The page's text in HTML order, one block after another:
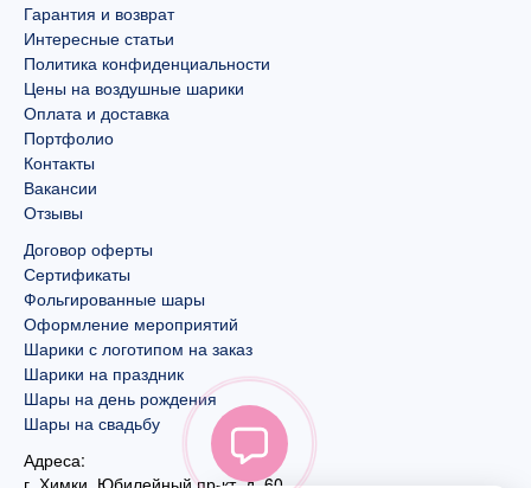
Гарантия и возврат
Интересные статьи
Политика конфиденциальности
Цены на воздушные шарики
Оплата и доставка
Портфолио
Контакты
Вакансии
Отзывы
Договор оферты
Сертификаты
Фольгированные шары
Оформление мероприятий
Шарики с логотипом на заказ
Шарики на праздник
Шары на день рождения
Шары на свадьбу
Адреса: